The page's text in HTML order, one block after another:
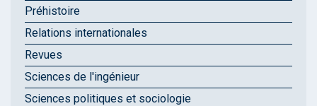
Préhistoire
Relations internationales
Revues
Sciences de l'ingénieur
Sciences politiques et sociologie